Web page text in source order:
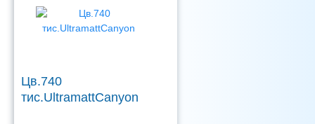
Цв.740
тис.UltramattCanyon